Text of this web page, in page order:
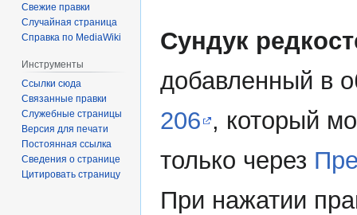
Сундук
добавленный в
206 , который
только через
При нажатии
Свежие правки
Случайная страница
Справка по MediaWiki
Инструменты
Ссылки сюда
Связанные правки
Служебные страницы
Версия для печати
Постоянная ссылка
Сведения о странице
Цитировать страницу